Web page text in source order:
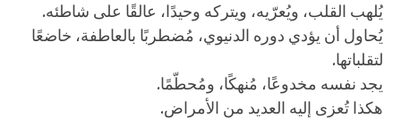
يُلهب القلب، ويُعرّيه، ويتركه وحيدًا، عالقًا على شاطئه.
يُحاول أن يؤدي دوره الدنيوي، مُضطربًا بالعاطفة، خاضعًا
لتقلباتها.
يجد نفسه مخدوعًا، مُنهكًا، ومُحطّمًا.
هكذا تُعزى إليه العديد من الأمراض.